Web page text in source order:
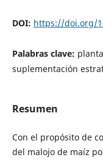
DOI: https://doi.org/
Palabras clave:
suplementación
Resumen
Con el propósito de
del malojo de maíz